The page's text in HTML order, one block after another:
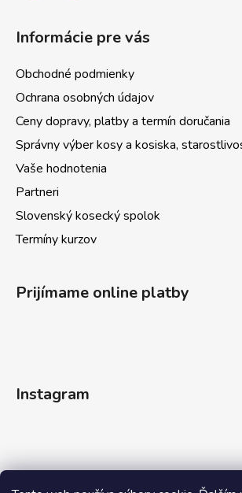
Informácie pre vás
Obchodné podmienky
Ochrana osobných údajov
Ceny dopravy, platby a termín doručania
Správny výber kosy a kosiska,
Vaše hodnotenia
Partneri
Slovenský kosecký spolok
Termíny kurzov
Prijímame online platby
Instagram